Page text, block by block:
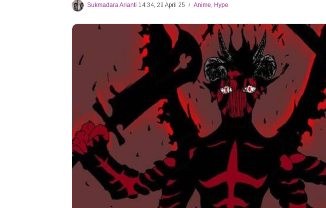
Sukmadara Arianti 14:34, 29 April 25 / Anime, Hype